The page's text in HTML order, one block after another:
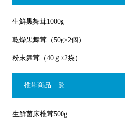
生鮮黒舞茸1000g
乾燥黒舞茸（50g×2個）
粉末舞茸（40ｇ×2袋）
椎茸商品一覧
生鮮菌床椎茸500g